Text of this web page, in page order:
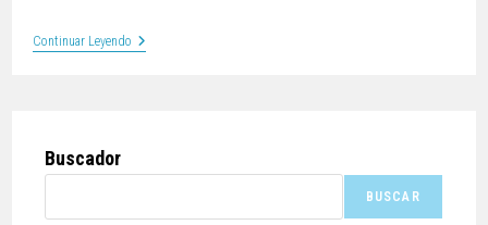
Continuar Leyendo
Buscador
BUSCAR